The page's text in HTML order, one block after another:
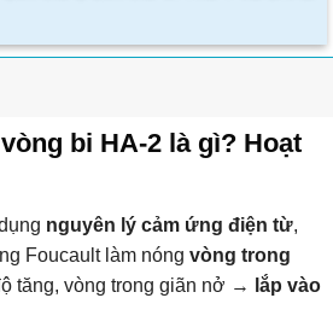
bi HA-2 là gì? Hoạt
nguyên lý cảm ứng điện từ,
Foucault làm nóng vòng trong
tăng, vòng trong giãn nở →
lắp vào